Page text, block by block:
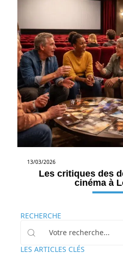
13/03/2026
Les critiques des
cinéma à
RECHERCHE
LES ARTICLES CLÉS